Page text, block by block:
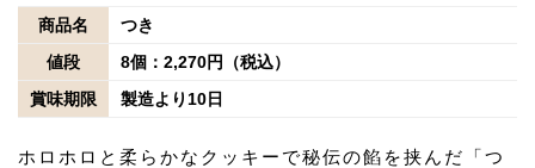
商品名
つき
値段
8個：2,270円（税込）
賞味期限
製造より10日
ホロホロと柔らかなクッキーで秘伝の餡を挟んだ「つ